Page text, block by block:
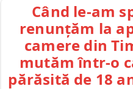
Când le-am
renunțăm la
camere din
mutăm într-o
părăsită de 18